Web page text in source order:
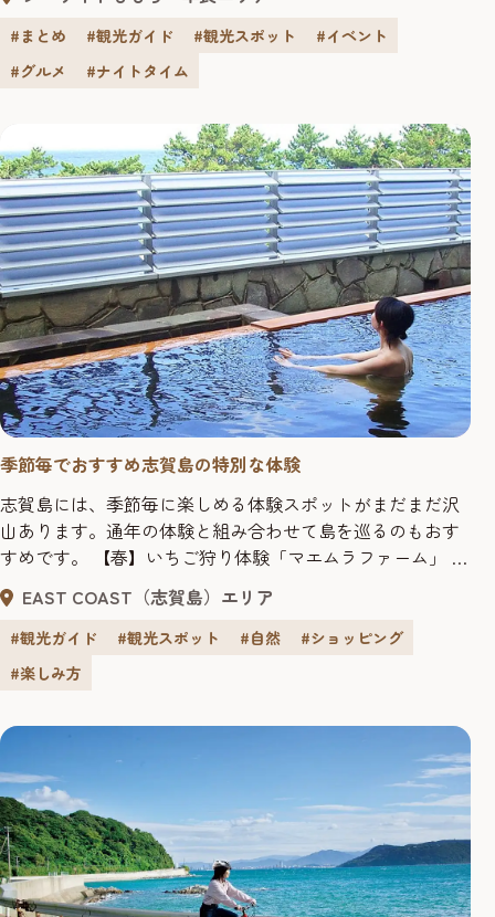
も地元民にも愛される“福岡らしさ満点”の場所ばかりで
す。徒歩で巡れるので、福岡観光にもぴったり。 今回は福
岡のおいしい・楽しいスポットを、旅好きインフルエン
サーのなおやさんと一緒...
#まとめ #観光ガイド #観光スポット
#イベント
#グルメ
#ナイトタイム
季節毎でおすすめ志賀島の特別な体験
志賀島には、季節毎に楽しめる体験スポットがまだまだ沢
山あります。通年の体験と組み合わせて島を巡るのもおす
すめです。 【春】いちご狩り体験「マエムラファーム」 志
賀島の温暖な気温で育ったいちごは、高い糖度とほどよい
酸味でいちご本来の甘酸っぱさを味わえます。旬のシーズ
ンを迎える3月からは、40分食べ放題のいちご狩り体験(要
予約)も開催！贅沢なあまおう尽くしで至福の時間を♪ 【マ
エムラファーム】住...
EAST COAST（志賀島）エリア
#観光ガイド #観光スポット #自然
#ショッピング
#楽しみ方